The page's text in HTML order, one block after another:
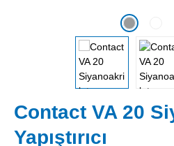
Contact VA 20
Yapıştırıcı